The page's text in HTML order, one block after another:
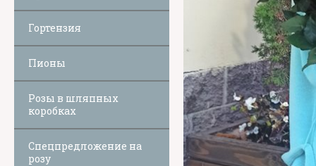
Гортензия
Пионы
Розы в шляпных
коробках
Спецпредложение на
розу